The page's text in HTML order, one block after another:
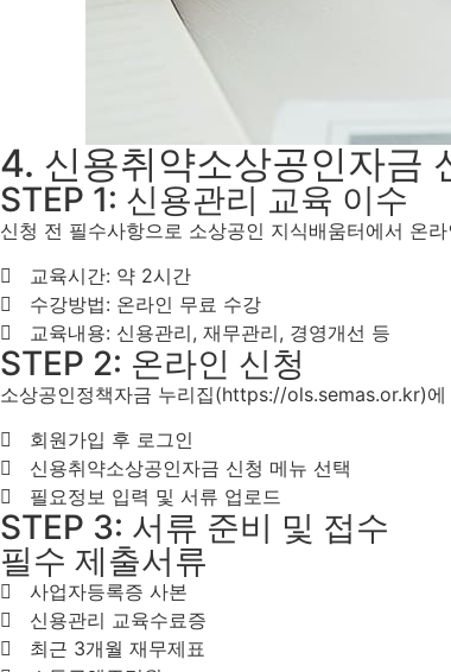
4. 신용취약소상공인자금
STEP 1: 신용관리 교육 이수
신청 전 필수사항으로 소상공인 지식배움터에서 온
교육시간: 약 2시간
수강방법: 온라인 무료 수강
교육내용: 신용관리, 재무관리, 경영개선 등
STEP 2: 온라인 신청
소상공인정책자금 누리집(https://ols.semas.or.kr)
회원가입 후 로그인
신용취약소상공인자금 신청 메뉴 선택
필요정보 입력 및 서류 업로드
STEP 3: 서류 준비 및 접수
필수 제출서류
사업자등록증 사본
신용관리 교육수료증
최근 3개월 재무제표